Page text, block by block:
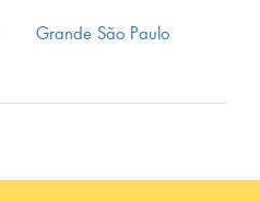
Grande São Paulo